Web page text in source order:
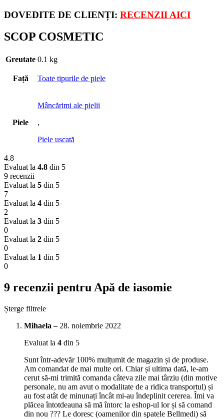
DOVEDITE DE CLIENȚI: RECENZII AICI
SCOP COSMETIC
Greutate 0.1 kg
Față Toate tipurile de piele
Piele
Mâncărimi ale pielii
,
Piele uscată
4.8
Evaluat la 4.8 din 5
9 recenzii
Evaluat la 5 din 5
7
Evaluat la 4 din 5
2
Evaluat la 3 din 5
0
Evaluat la 2 din 5
0
Evaluat la 1 din 5
0
9 recenzii pentruApă de iasomie
Șterge filtrele
Mihaela – 28. noiembrie 2022
Evaluat la 4 din 5
Sunt într-adevăr 100% mulțumit de magazin și de produse.
Am comandat de mai multe ori. Chiar și ultima dată, le-am
cerut să-mi trimită comanda câteva zile mai târziu (din motive
personale, nu am avut o modalitate de a ridica transportul) și
au fost atât de minunați încât mi-au îndeplinit cererea. Îmi va
plăcea întotdeauna să mă întorc la eshop-ul lor și să comand
din nou ??? Le doresc (oamenilor din spatele Bellmedi) să